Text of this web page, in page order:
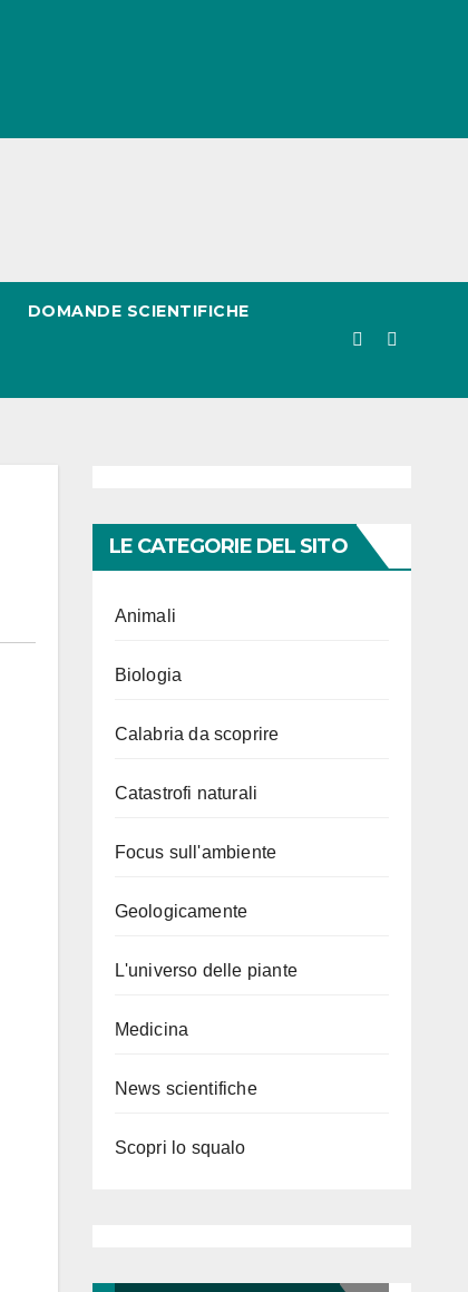
DOMANDE SCIENTIFICHE
LE CATEGORIE DEL SITO
Animali
Biologia
Calabria da scoprire
Catastrofi naturali
Focus sull'ambiente
Geologicamente
L'universo delle piante
Medicina
News scientifiche
Scopri lo squalo